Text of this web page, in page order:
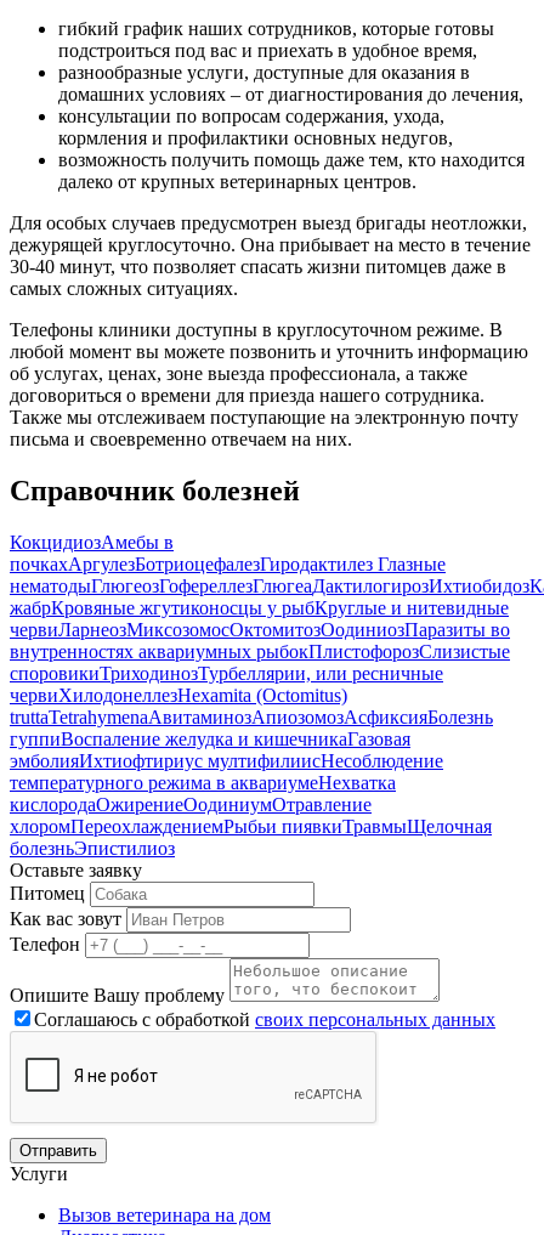
гибкий график наших сотрудников, которые готовы
подстроиться под вас и приехать в удобное время,
разнообразные услуги, доступные для оказания в
домашних условиях – от диагностирования до лечения,
консультации по вопросам содержания, ухода,
кормления и профилактики основных недугов,
возможность получить помощь даже тем, кто находится
далеко от крупных ветеринарных центров.
Для особых случаев предусмотрен выезд бригады неотложки,
дежурящей круглосуточно. Она прибывает на место в течение
30-40 минут, что позволяет спасать жизни питомцев даже в
самых сложных ситуациях.
Телефоны клиники доступны в круглосуточном режиме. В
любой момент вы можете позвонить и уточнить информацию
об услугах, ценах, зоне выезда профессионала, а также
договориться о времени для приезда нашего сотрудника.
Также мы отслеживаем поступающие на электронную почту
письма и своевременно отвечаем на них.
Справочник болезней
КокцидиозАмебы в
почкахАргулезБотриоцефалезГиродактилез Глазные
нематодыГлюгеозГофереллезГлюгеаДактилогирозИхтиобидоз
жабрКровяные жгутиконосцы у рыбКруглые и нитевидные
червиЛарнеозМиксозомосОктомитозОодиниозПаразиты во
внутренностях аквариумных рыбокПлистофорозСлизистые
споровикиТриходинозТурбеллярии, или ресничные
червиХилодонеллезHexamita (Octomitus)
truttaTetrahymenaАвитаминозАпиозомозАсфиксияБолезнь
гуппиВоспаление желудка и кишечникаГазовая
эмболияИхтиофтириус мултифилиисНесоблюдение
температурного режима в аквариумеНехватка
кислородаОжирениеОодиниумОтравление
хлоромПереохлаждениемРыбьи пиявкиТравмыЩелочная
болезньЭпистилиоз
Оставьте заявку
Питомец
Как вас зовут
Телефон
Опишите Вашу проблему
Соглашаюсь с обработкой своих персональных данных
Услуги
Вызов ветеринара на дом